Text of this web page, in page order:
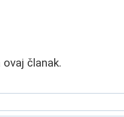
članak.